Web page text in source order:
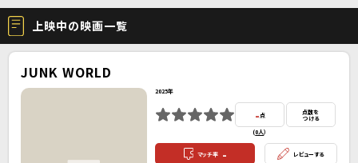
上映中の映画一覧
JUNK WORLD
2025年
- 点
(0人）
点数を
つける
マッチ率 - レビューする